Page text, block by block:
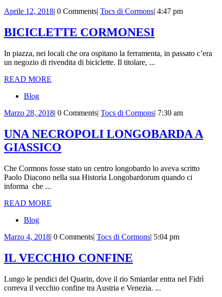
Aprile 12, 2018Aprile
2018
| 0 Comments| Tocs di CormonsTocs
Cormons
| 4:47 pm
BICICLETTE CORMONESI
In piazza, nei locali che ora ospitano la ferramenta, in passato c’era
un negozio di rivendita di biciclette. Il titolare, ...
READ MORE
Blog
Marzo 28, 2018Marzo
2018
| 0 Comments| Tocs di CormonsTocs
Cormons
| 7:30 am
UNA NECROPOLI LONGOBARDA A
GIASSICO
LONGOBARDA
Che Cormons fosse stato un centro longobardo lo aveva scritto
Paolo Diacono nella sua Historia Longobardorum quando ci
informa che ...
READ MORE
Blog
Marzo 4, 2018Marzo
2018
| 0 Comments| Tocs di CormonsTocs
| 5:04 pm
IL VECCHIO CONFINE
CONFINE
Lungo le pendici del Quarin, dove il rio Smiardar entra nel Fidrì
correva il vecchio confine tra Austria e Venezia. ...